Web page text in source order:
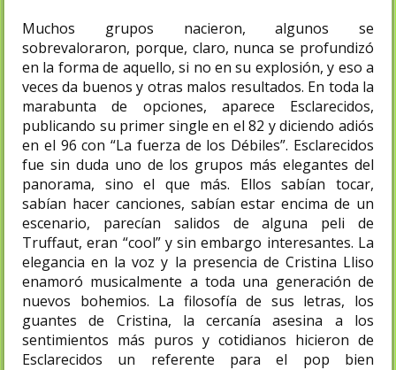
Muchos grupos nacieron, algunos se
sobrevaloraron, porque, claro, nunca se profundizó
en la forma de aquello, si no en su explosión, y eso a
veces da buenos y otras malos resultados. En toda la
marabunta de opciones, aparece Esclarecidos,
publicando su primer single en el 82 y diciendo adiós
en el 96 con “La fuerza de los Débiles”. Esclarecidos
fue sin duda uno de los grupos más elegantes del
panorama, sino el que más. Ellos sabían tocar,
sabían hacer canciones, sabían estar encima de un
escenario, parecían salidos de alguna peli de
Truffaut, eran “cool” y sin embargo interesantes. La
elegancia en la voz y la presencia de Cristina Lliso
enamoró musicalmente a toda una generación de
nuevos bohemios. La filosofía de sus letras, los
guantes de Cristina, la cercanía asesina a los
sentimientos más puros y cotidianos hicieron de
Esclarecidos un referente para el pop bien